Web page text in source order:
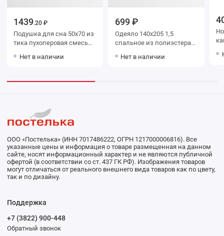
1439.20 ₽
Подушка для сна 50х70 из
тика пухоперовая смесь
Нет в наличии
699 ₽
Одеяло 140х205 1,5
спальное из полиэстера
верблюжья ЭДОМ
Нет в наличии
Носки
ООО «Постелька» (ИНН 7017486222, ОГРН 1217000006816). Все
указанные цены и информация о товаре размещенная на данном
сайте, носят информационный характер и не являются публичной
офертой (в соответствии со ст. 437 ГК РФ). Изображения товаров
могут отличаться от реального внешнего вида товаров как по цвету,
так и по дизайну.
Поддержка
+7 (3822) 900-448
Обратный звонок